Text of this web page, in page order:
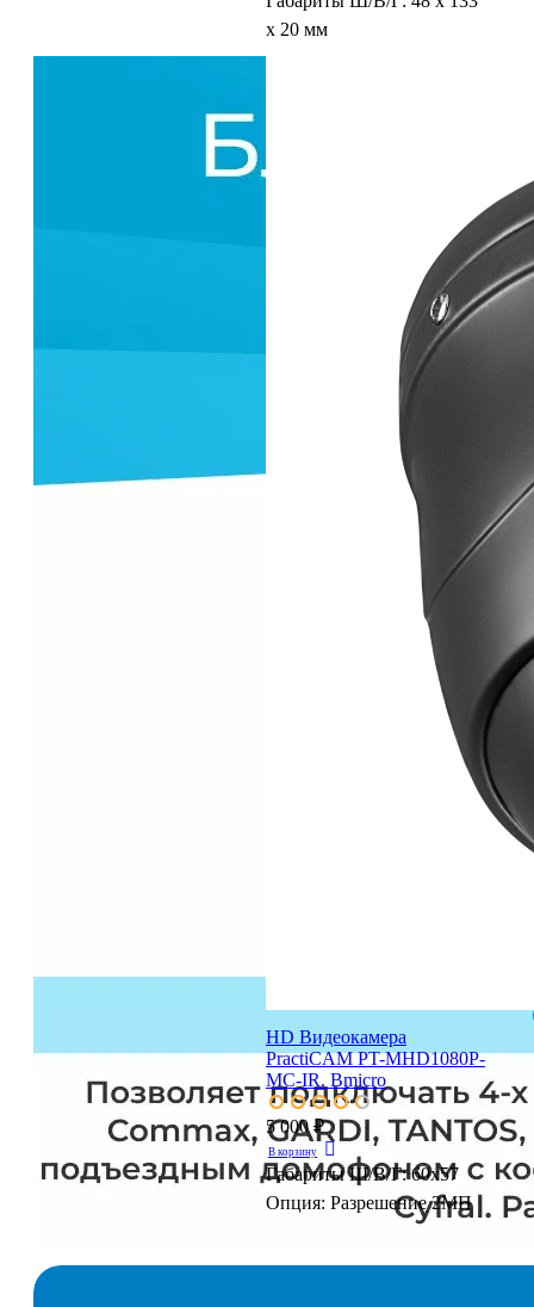
х 20 мм
HD Видеокамера
PractiCAM PT-MHD1080P-
MC-IR. Bmicro
5 000 ₽
В корзину
Габариты Ш/В/Г: 60х57
Опция: Разрешение 2МП